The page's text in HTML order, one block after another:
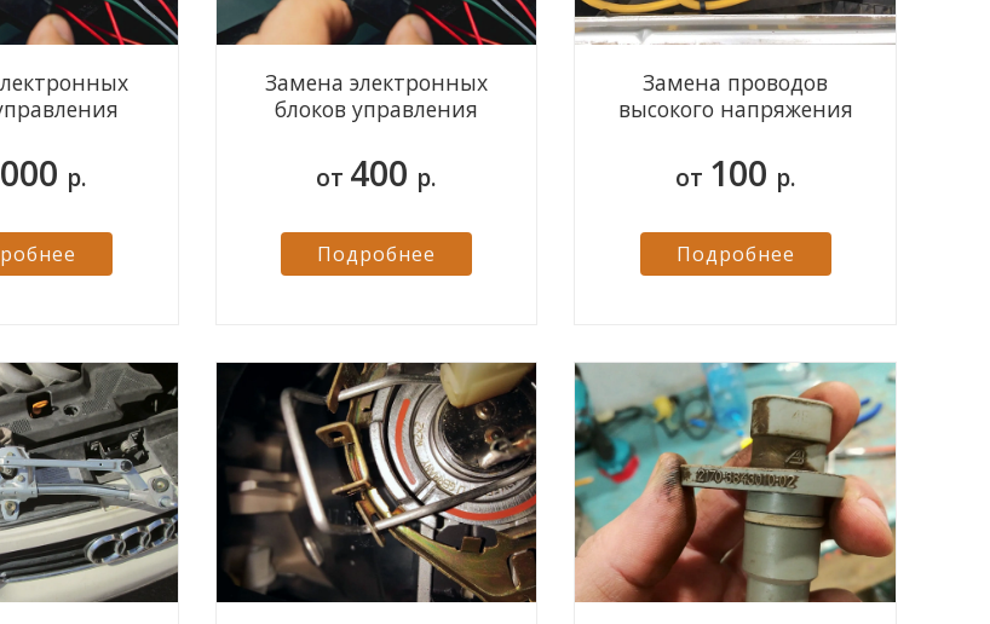
р.
Замена электронных
блоков управления
от 400 р.
Подробнее
Замена проводов
высокого напряжения
от 100 р.
Подробнее